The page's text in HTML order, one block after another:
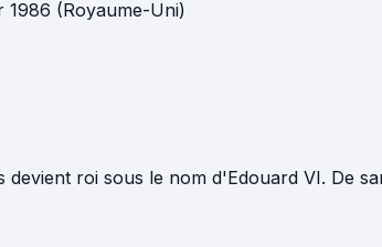
1986 (Royaume-Uni)
roi sous le nom d'Edouard VI. De